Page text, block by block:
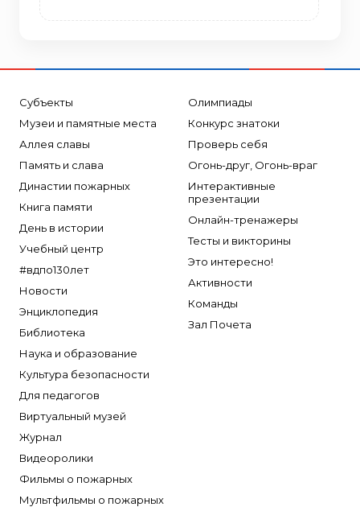
Субъекты
Музеи и памятные места
Аллея славы
Память и слава
Династии пожарных
Книга памяти
День в истории
Учебный центр
#вдпо130лет
Новости
Энциклопедия
Библиотека
Наука и образование
Культура безопасности
Для педагогов
Виртуальный музей
Журнал
Видеоролики
Фильмы о пожарных
Мультфильмы о пожарных
Олимпиады
Конкурс знатоки
Проверь себя
Огонь-друг, Огонь-враг
Интерактивные
презентации
Онлайн-тренажеры
Тесты и викторины
Это интересно!
Активности
Команды
Зал Почета